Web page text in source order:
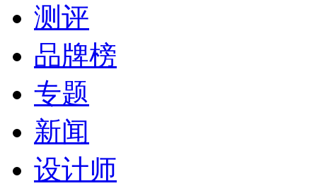
测评
品牌榜
专题
新闻
设计师